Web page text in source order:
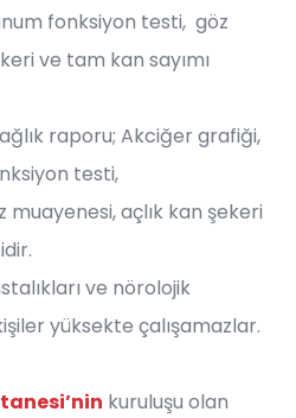
fonksiyon testi, göz
ve tam kan sayımı
raporu; Akciğer grafiği,
testi,
açlık kan şekeri
ve nörolojik
yüksekte çalışamazlar.
kuruluşu olan